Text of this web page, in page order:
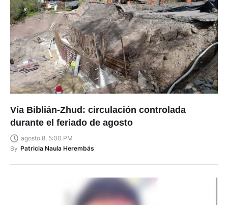
Vía Biblián-Zhud: circulación controlada
durante el feriado de agosto
agosto 8, 5:00 PM
By Patricia Naula Herembás